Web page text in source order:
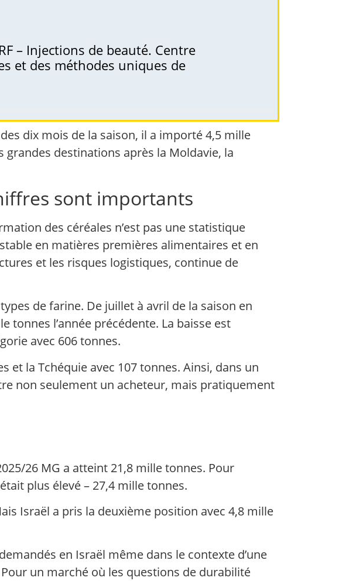
– Injections de beauté. Centre
et des méthodes uniques de
dix mois de la saison, il a importé 4,5 mille
destinations après la Moldavie, la
sont importants
des céréales n’est pas une statistique
en matières premières alimentaires et en
et les risques logistiques, continue de
de farine. De juillet à avril de la saison en
tonnes l’année précédente. La baisse est
avec 606 tonnes.
et la Tchéquie avec 107 tonnes. Ainsi, dans un
non seulement un acheteur, mais pratiquement
26 MG a atteint 21,8 mille tonnes. Pour
plus élevé – 27,4 mille tonnes.
Israël a pris la deuxième position avec 4,8 mille
en Israël même dans le contexte d’une
un marché où les questions de durabilité